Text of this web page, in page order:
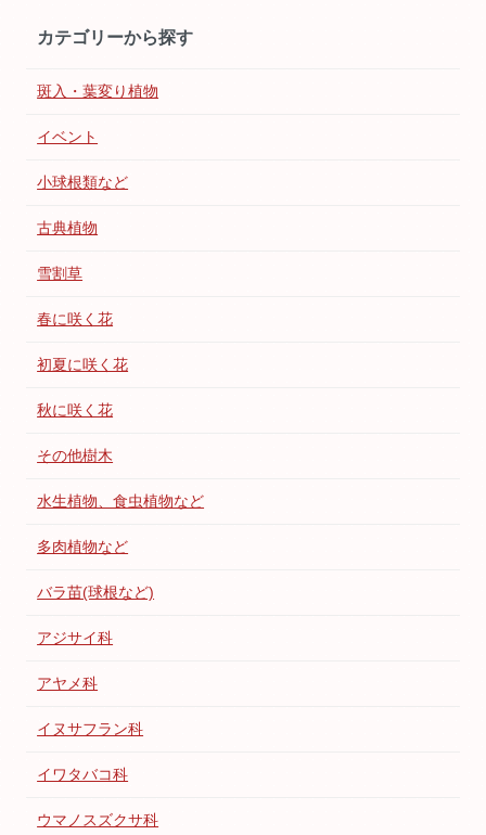
カテゴリーから探す
斑入・葉変り植物
イベント
小球根類など
古典植物
雪割草
春に咲く花
初夏に咲く花
秋に咲く花
その他樹木
水生植物、食虫植物など
多肉植物など
バラ苗(球根など)
アジサイ科
アヤメ科
イヌサフラン科
イワタバコ科
ウマノスズクサ科